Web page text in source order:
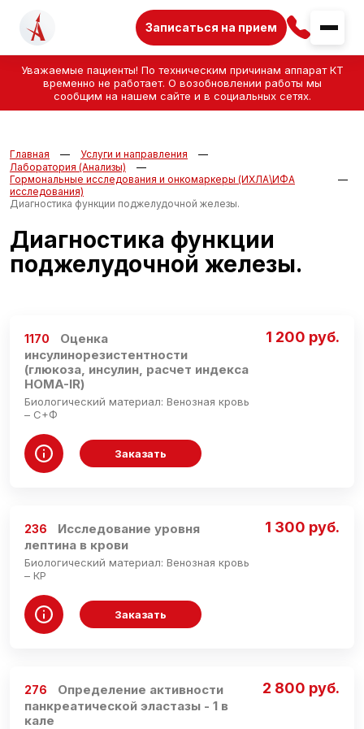
Уважаемые пациенты! По техническим причинам аппарат КТ
временно не работает. О возобновлении работы мы
сообщим на нашем сайте и в социальных сетях.
Записаться на прием
Главная
Услуги и направления
Лаборатория (Анализы)
Гормональные исследования и онкомаркеры (ИХЛА\ИФА
исследования)
Диагностика функции поджелудочной железы.
Диагностика функции
поджелудочной железы.
1170
Оценка
инсулинорезистентности
(глюкоза, инсулин, расчет индекса
HOMA-IR)
Биологический материал: Венозная кровь
– C+Ф
1 200 руб.
Заказать
236
Исследование уровня
лептина в крови
Биологический материал: Венозная кровь
– КР
1 300 руб.
Заказать
276
Определение активности
панкреатической эластазы - 1 в
кале
2 800 руб.